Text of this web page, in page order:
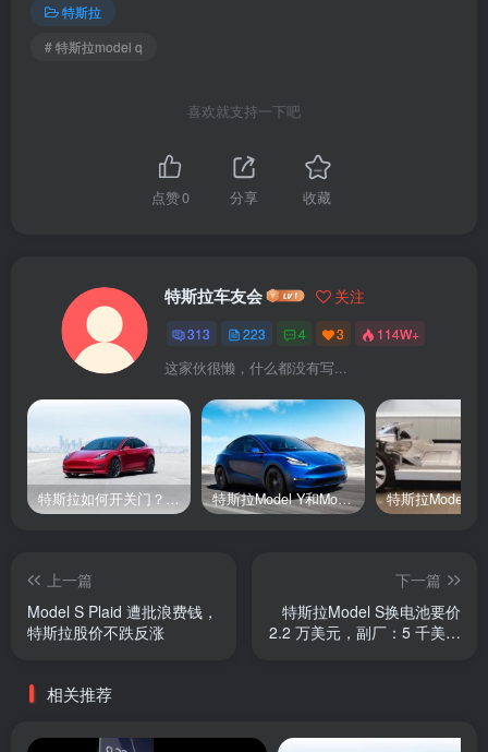
特斯拉
# 特斯拉model q
喜欢就支持一下吧
点赞0 分享 收藏
特斯拉车友会 关注
313 223 4 3 114W+
这家伙很懒，什么都没有写...
特斯拉如何开关门？教你Model X、Model 3和Model S的开门方法 特斯拉Model Y和Model 3 有哪些区别？哪个更好？
上一篇
Model S Plaid 遭批浪费钱，
特斯拉股价不跌反涨
下一篇
特斯拉Model S换电池要价
2.2 万美元，副厂：5 千美元
相关推荐